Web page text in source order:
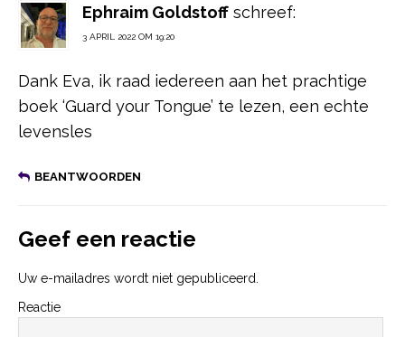
Ephraim Goldstoff schreef:
3 APRIL 2022 OM 19:20
Dank Eva, ik raad iedereen aan het prachtige
boek ‘Guard your Tongue’ te lezen, een echte
levensles
BEANTWOORDEN
Geef een reactie
Uw e-mailadres wordt niet gepubliceerd.
Reactie